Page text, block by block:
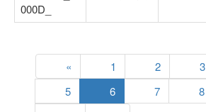
000D_
« 1 2 3
5
6 7 8